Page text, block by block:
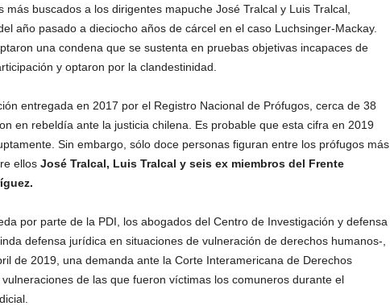
más buscados a los dirigentes mapuche José Tralcal y Luis Tralcal,
año pasado a dieciocho años de cárcel en el caso Luchsinger-Mackay.
una condena que se sustenta en pruebas objetivas incapaces de
y optaron por la clandestinidad.
entregada en 2017 por el Registro Nacional de Prófugos, cerca de 38
en rebeldía ante la justicia chilena. Es probable que esta cifra en 2019
Sin embargo, sólo doce personas figuran entre los prófugos más
ellos José Tralcal, Luis Tralcal y seis ex miembros del Frente
por parte de la PDI, los abogados del Centro de Investigación y defensa
defensa jurídica en situaciones de vulneración de derechos humanos-,
de 2019, una demanda ante la Corte Interamericana de Derechos
de las que fueron víctimas los comuneros durante el